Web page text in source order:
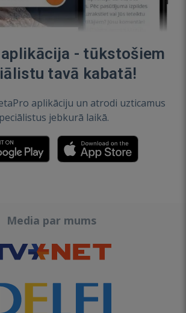
- tūkstošiem
tavā kabatā!
aplikāciju un atrodi uzticamus
jebkurā laikā.
Media par mums